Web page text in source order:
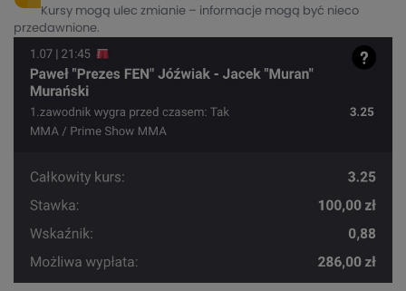
Kursy mogą ulec zmianie – informacje mogą być nieco
przedawnione.